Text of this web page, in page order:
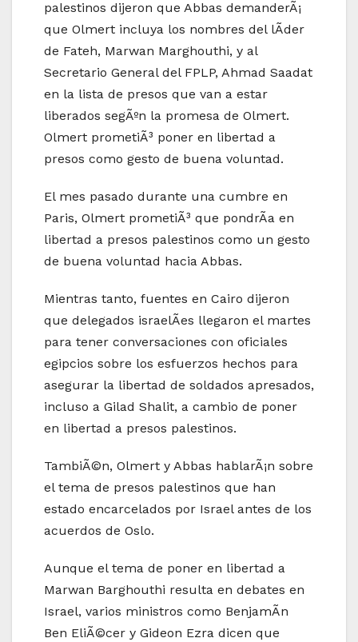
palestinos dijeron que Abbas demanderÃ¡
que Olmert incluya los nombres del lÃ­der
de Fateh, Marwan Marghouthi, y al
Secretario General del FPLP, Ahmad Saadat
en la lista de presos que van a estar
liberados segÃºn la promesa de Olmert.
Olmert prometiÃ³ poner en libertad a
presos como gesto de buena voluntad.
El mes pasado durante una cumbre en
Paris, Olmert prometiÃ³ que pondrÃ­a en
libertad a presos palestinos como un gesto
de buena voluntad hacia Abbas.
Mientras tanto, fuentes en Cairo dijeron
que delegados israelÃ­es llegaron el martes
para tener conversaciones con oficiales
egipcios sobre los esfuerzos hechos para
asegurar la libertad de soldados apresados,
incluso a Gilad Shalit, a cambio de poner
en libertad a presos palestinos.
TambiÃ©n, Olmert y Abbas hablarÃ¡n sobre
el tema de presos palestinos que han
estado encarcelados por Israel antes de los
acuerdos de Oslo.
Aunque el tema de poner en libertad a
Marwan Barghouthi resulta en debates en
Israel, varios ministros como BenjamÃ­n
Ben EliÃ©cer y Gideon Ezra dicen que